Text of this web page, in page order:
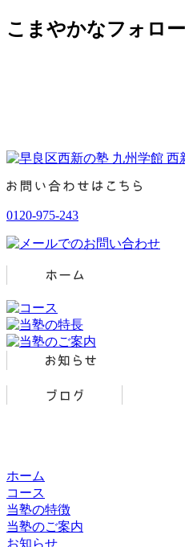
こまやかなフォロ
0120-975-243
ホーム
コース
当塾の特徴
当塾のご案内
お知らせ